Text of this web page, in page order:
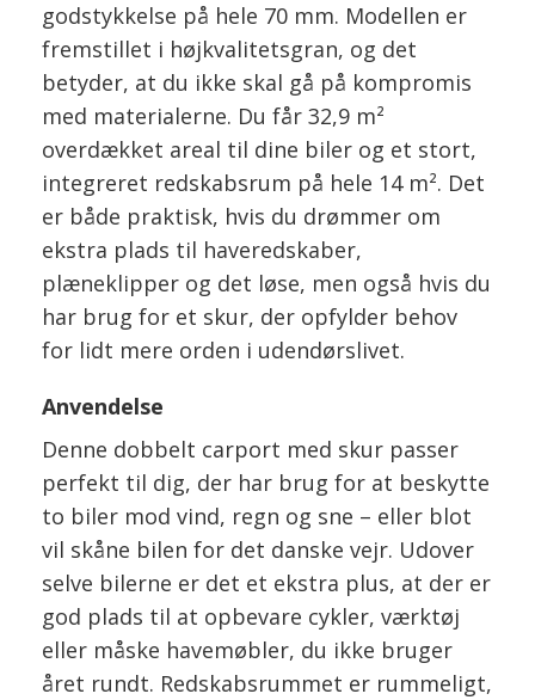
godstykkelse på hele 70 mm. Modellen er
fremstillet i højkvalitetsgran, og det
betyder, at du ikke skal gå på kompromis
med materialerne. Du får 32,9 m²
overdækket areal til dine biler og et stort,
integreret redskabsrum på hele 14 m². Det
er både praktisk, hvis du drømmer om
ekstra plads til haveredskaber,
plæneklipper og det løse, men også hvis du
har brug for et skur, der opfylder behov
for lidt mere orden i udendørslivet.
Anvendelse
Denne dobbelt carport med skur passer
perfekt til dig, der har brug for at beskytte
to biler mod vind, regn og sne – eller blot
vil skåne bilen for det danske vejr. Udover
selve bilerne er det et ekstra plus, at der er
god plads til at opbevare cykler, værktøj
eller måske havemøbler, du ikke bruger
året rundt. Redskabsrummet er rummeligt,